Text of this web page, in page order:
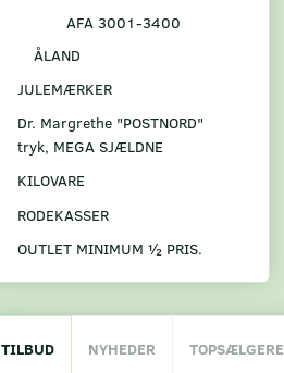
AFA 3001-3400
ÅLAND
JULEMÆRKER
Dr. Margrethe "POSTNORD"
tryk, MEGA SJÆLDNE
KILOVARE
RODEKASSER
OUTLET MINIMUM ½ PRIS.
TILBUD NYHEDER TOPSÆLGERE